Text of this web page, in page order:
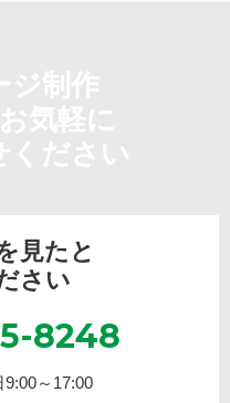
見たと
さい
8248
9:00～17:00